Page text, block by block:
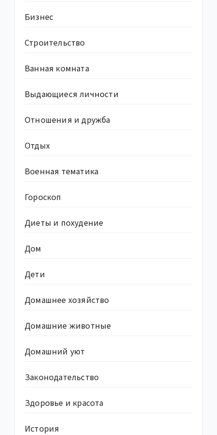
Бизнес
Строительство
Ванная комната
Выдающиеся личности
Отношения и дружба
Отдых
Военная тематика
Гороскоп
Диеты и похудение
Дом
Дети
Домашнее хозяйство
Домашние животные
Домашний уют
Законодательство
Здоровье и красота
История